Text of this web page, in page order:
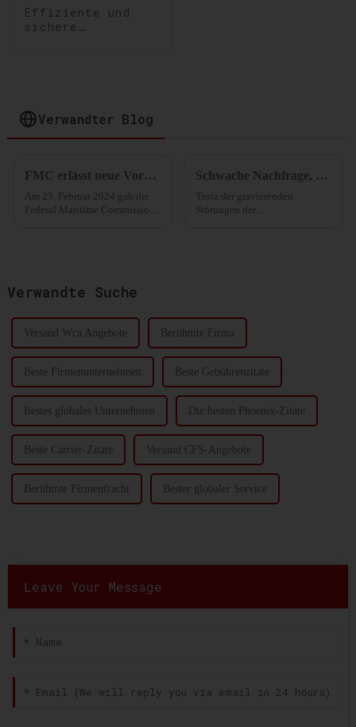
Effiziente und
sichere
Verwandter Blog
FMC erlässt neue Vorschriften zur Bekämpfung überhöhter Gebühren für D&D!
Am 23. Februar 2024 gab die
Federal Maritime Commission
Terminalbetreiber bekannt …
Schwache Nachfrage, Überangebot an Schiffskapazitäten, die Schifffahrt im Roten Meer steht unter Druck.
Trotz der gravierenden
Störungen der
Verwandte Suche
Versand Wca Angebote Berühmte Firma
Beste Firmenunternehmen Beste Gebührenzitate
Bestes globales Unternehmen Die besten Phoenix-Zitate
Beste Carrier-Zitate Versand CFS-Angebote
Berühmte Firmenfracht Bester globaler Service
Leave Your Message